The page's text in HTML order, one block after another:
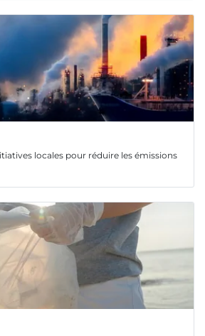
locales pour réduire les émissions